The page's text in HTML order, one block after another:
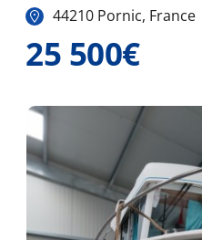
44210 Pornic, France
25 500€